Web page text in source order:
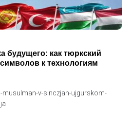
будущего: как тюркский
к технологиям